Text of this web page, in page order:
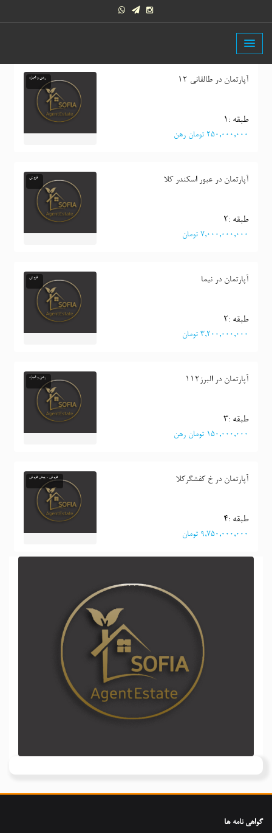
آپارتمان در طالقانی 12
طبقه :١
٢٥٠,٠٠٠,٠٠٠ تومان رهن
رهن و اجاره
آپارتمان در عبور اسکندر کلا
طبقه :٢
٧,٠٠٠,٠٠٠,٠٠٠ تومان
فروش
آپارتمان در نیما
طبقه :٢
٣,٢٠٠,٠٠٠,٠٠٠ تومان
فروش
آپارتمان در البرز112
طبقه :٣
١٥٠,٠٠٠,٠٠٠ تومان رهن
رهن و اجاره
آپارتمان در خ کفشگرکلا
طبقه :٤
٩,٧٥٠,٠٠٠,٠٠٠ تومان
فروش ، پیش فروش
گواهی‌ نامه ها